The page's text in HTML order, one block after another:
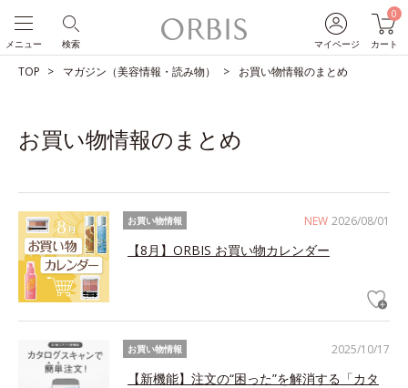
マイページ
0
カート
検索
メニュー
TOP マガジン（美容情報・読み物） お買い物情報のまとめ
お買い物情報のまとめ
NEW 2026/08/01
お買い物情報
【8月】ORBIS お買い物カレンダー
2025/10/17
お買い物情報
【新機能】注文の“困った”を解消する「カタ